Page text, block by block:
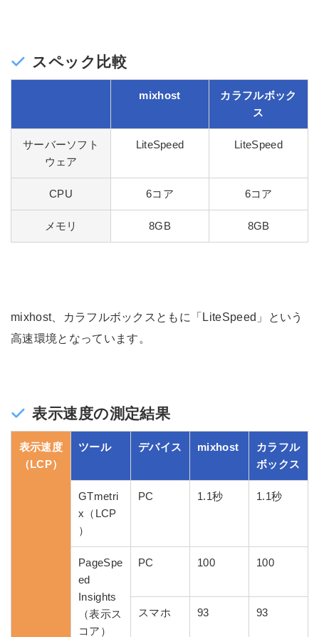
スペック比較
mixhost
カラフルボック
ス
サーバーソフト
ウェア
LiteSpeed LiteSpeed
CPU 6コア 6コア
メモリ 8GB 8GB
mixhost、カラフルボックスともに「LiteSpeed」という
高速環境となっています。
表示速度の測定結果
表示速度
（LCP）
ツール デバイス mixhost
カラフル
ボックス
GTmetri
x（LCP
）
PC 1.1秒 1.1秒
PageSpe
ed
Insights
（表示ス
コア）
PC 100 100
スマホ 93 93